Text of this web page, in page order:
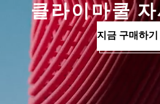
클라이마쿨
지금 구매하기